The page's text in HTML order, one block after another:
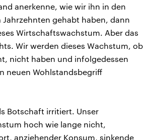
anerkenne, wie wir ihn in den
gehabt haben, dann
Wirtschaftswachstum. Aber das
Wir werden dieses Wachstum, ob
nicht haben und infolgedessen
neuen Wohlstandsbegriff
Botschaft irritiert. Unser
hoch wie lange nicht,
anziehender Konsum, sinkende